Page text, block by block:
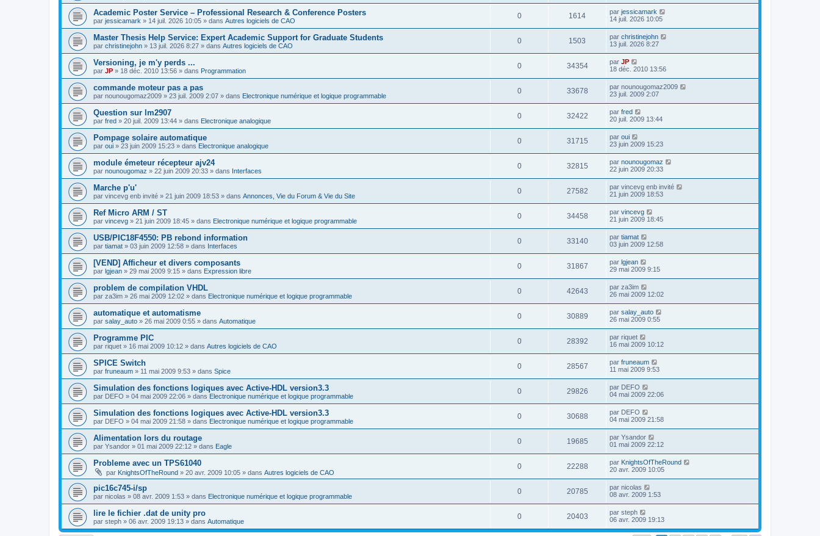
Academic Poster Service – Professional Research & Conference Posters
par jessicamark » 14 juil. 2026 10:05 » dans Autres logiciels de CAO
0 1614 par jessicamark
14 juil. 2026 10:05
Master Thesis Help Service: Expert Academic Support for Graduate Students
par christinejohn » 13 juil. 2026 8:27 » dans Autres logiciels de CAO
0 1503 par christinejohn
13 juil. 2026 8:27
Versioning, je m'y perds ...
par JP » 18 déc. 2010 13:56 » dans Programmation
0 34354 par JP
18 déc. 2010 13:56
commande moteur pas a pas
par nounougomaz2009 » 23 juil. 2009 2:07 » dans Electronique numérique et logique programmable
0 33678 par nounougomaz2009
23 juil. 2009 2:07
Question sur lm2907
par fred » 20 juil. 2009 13:44 » dans Electronique analogique
0 32422 par fred
20 juil. 2009 13:44
Pompage solaire automatique
par oui » 23 juin 2009 15:23 » dans Electronique analogique
0 31715 par oui
23 juin 2009 15:23
module émeteur récepteur ajv24
par nounougomaz » 22 juin 2009 20:33 » dans Interfaces
0 32815 par nounougomaz
22 juin 2009 20:33
Marche p'u'
par vincevg enb invité » 21 juin 2009 18:53 » dans Annonces, Vie du Forum & Vie du Site
0 27582 par vincevg enb invité
21 juin 2009 18:53
Ref Micro ARM / ST
par vincevg » 21 juin 2009 18:45 » dans Electronique numérique et logique programmable
0 34458 par vincevg
21 juin 2009 18:45
USB/PIC18F4550: PB rebond information
par tiamat » 03 juin 2009 12:58 » dans Interfaces
0 33140 par tiamat
03 juin 2009 12:58
[VEND] Afficheur et divers composants
par lgjean » 29 mai 2009 9:15 » dans Expression libre
0 31867 par lgjean
29 mai 2009 9:15
problem de compilation VHDL
par za3im » 26 mai 2009 12:02 » dans Electronique numérique et logique programmable
0 42643 par za3im
26 mai 2009 12:02
automatique et automatisme
par salay_auto » 26 mai 2009 0:55 » dans Automatique
0 30889 par salay_auto
26 mai 2009 0:55
Programme PIC
par riquet » 16 mai 2009 10:12 » dans Autres logiciels de CAO
0 28392 par riquet
16 mai 2009 10:12
SPICE Switch
par fruneaum » 11 mai 2009 9:53 » dans Spice
0 28567 par fruneaum
11 mai 2009 9:53
Simulation des fonctions logiques avec Active-HDL version3.3
par DEFO » 04 mai 2009 22:06 » dans Electronique numérique et logique programmable
0 29826 par DEFO
04 mai 2009 22:06
Simulation des fonctions logiques avec Active-HDL version3.3
par DEFO » 04 mai 2009 21:58 » dans Electronique numérique et logique programmable
0 30688 par DEFO
04 mai 2009 21:58
Alimentation lors du routage
par Ysandor » 01 mai 2009 22:12 » dans Eagle
0 19685 par Ysandor
01 mai 2009 22:12
Probleme avec un TPS61040
par KnightsOfTheRound » 20 avr. 2009 10:05 » dans Autres logiciels de CAO
0 22288 par KnightsOfTheRound
20 avr. 2009 10:05
pic16c745-i/sp
par nicolas » 08 avr. 2009 1:53 » dans Electronique numérique et logique programmable
0 20785 par nicolas
08 avr. 2009 1:53
lire le fichier .dat de unity pro
par steph » 06 avr. 2009 19:13 » dans Automatique
0 20403 par steph
06 avr. 2009 19:13